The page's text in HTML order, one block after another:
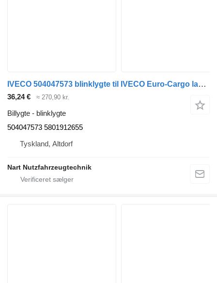
IVECO 504047573 blinklygte til IVECO Euro-Cargo lastbil
36,24 € ≈ 270,90 kr.
Billygte - blinklygte
504047573 5801912655
Tyskland, Altdorf
Nart Nutzfahrzeugtechnik